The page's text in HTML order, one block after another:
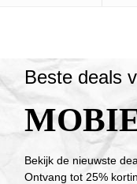
Beste deals
Bekijk de nieuwste
Ontvang tot 25%